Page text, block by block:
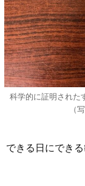
科学的に証明され
（
できる日にでき